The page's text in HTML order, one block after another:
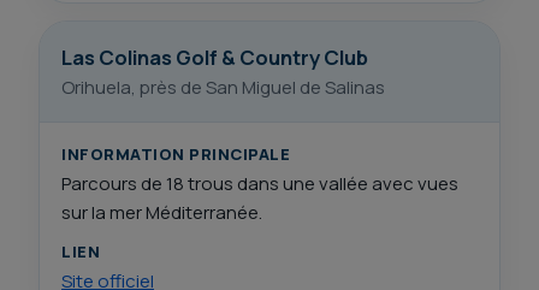
Las Colinas Golf & Country Club
Orihuela, près de San Miguel de Salinas
INFORMATION PRINCIPALE
Parcours de 18 trous dans une vallée avec vues
sur la mer Méditerranée.
LIEN
Site officiel